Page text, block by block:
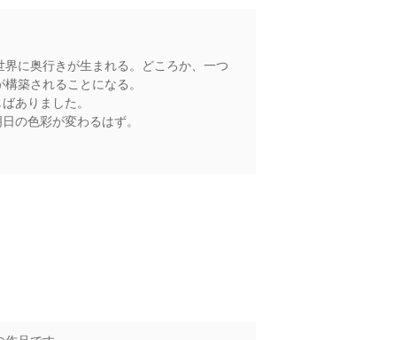
に奥行きが生まれる。どころか、一つ
築されることになる。
ありました。
の色彩が変わるはず。